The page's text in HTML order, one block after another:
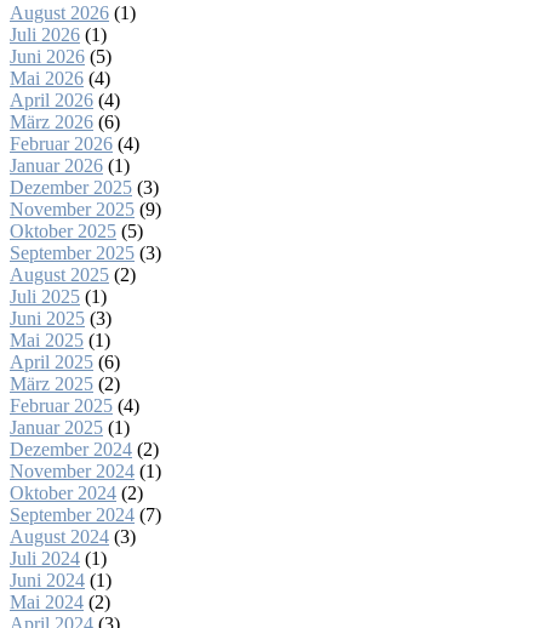
August 2026 (1)
Juli 2026 (1)
Juni 2026 (5)
Mai 2026 (4)
April 2026 (4)
März 2026 (6)
Februar 2026 (4)
Januar 2026 (1)
Dezember 2025 (3)
November 2025 (9)
Oktober 2025 (5)
September 2025 (3)
August 2025 (2)
Juli 2025 (1)
Juni 2025 (3)
Mai 2025 (1)
April 2025 (6)
März 2025 (2)
Februar 2025 (4)
Januar 2025 (1)
Dezember 2024 (2)
November 2024 (1)
Oktober 2024 (2)
September 2024 (7)
August 2024 (3)
Juli 2024 (1)
Juni 2024 (1)
Mai 2024 (2)
April 2024 (3)